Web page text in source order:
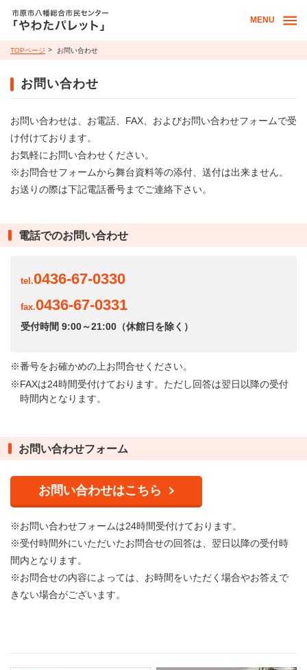
MENU
TOPページ お問い合わせ
お問い合わせ
お問い合わせは、お電話、FAX、およびお問い合わせフォームで受
け付けております。
お気軽にお問い合わせください。
※お問合せフォームから舞台資料等の添付、送付は出来ません。
お送りの際は下記電話番号までご連絡下さい。
電話でのお問い合わせ
tel.0436-67-0330
fax.0436-67-0331
受付時間 9:00～21:00（休館日を除く）
番号をお確かめの上お問合せください。
FAXは24時間受付けております。ただし回答は翌日以降の受付
時間内となります。
お問い合わせフォーム
お問い合わせはこちら
※お問い合わせフォームは24時間受付けております。
※受付時間外にいただいたお問合せの回答は、翌日以降の受付時
間内となります。
※お問合せの内容によっては、お時間をいただく場合やお答えで
きない場合がございます。